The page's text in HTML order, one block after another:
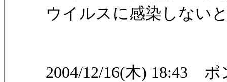
ウイルスに感染しない
2004/12/16(木) 18:43 ポ